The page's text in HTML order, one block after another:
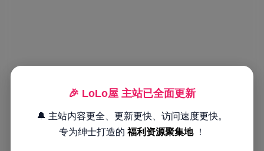
🎉 LoLo屋 主站已全面更新
🔔 主站内容更全、更新更快、访问速度更快。
专为绅士打造的福利资源聚集地 ！